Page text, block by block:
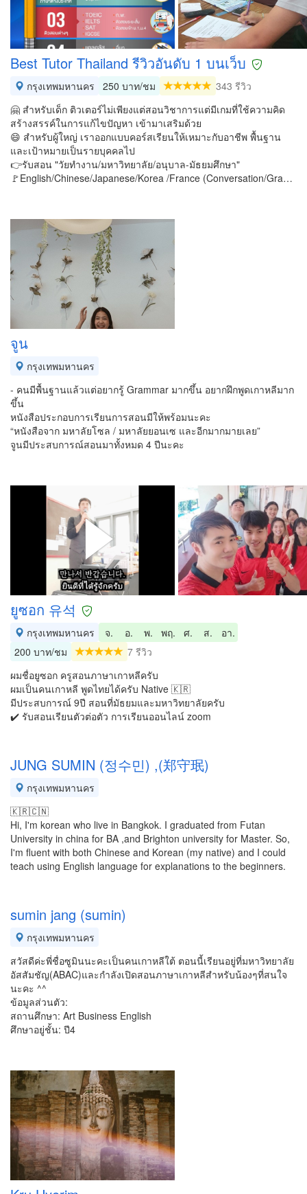
Best Tutor Thailand รีวิวอันดับ 1 บนเว็บ
กรุงเทพมหานคร 250 บาท/ชม
343 รีวิว
🤗 สำหรับเด็ก ติวเตอร์ไม่เพียงแต่สอนวิชาการแต่มีเกมที่ใช้ความคิด
สร้างสรรค์ในการแก้ไขปัญหา เข้ามาเสริมด้วย
😄 สำหรับผู้ใหญ่ เราออกแบบคอร์สเรียนให้เหมาะกับอาชีพ พื้นฐาน
และเป้าหมายเป็นรายบุคคลไป
👉รับสอน "วัยทำงาน/มหาวิทยาลัย/อนุบาล-มัธยมศึกษา"
🚩English/Chinese/Japanese/Korea /France (Conversation/Gra…
จูน
กรุงเทพมหานคร
- คนมีพื้นฐานแล้วแต่อยากรู้ Grammar มากขึ้น อยากฝึกพูดเกาหลีมาก
ขึ้น
หนังสือประกอบการเรียนการสอนมีให้พร้อมนะคะ
“หนังสือจาก มหาลัยโซล / มหาลัยยอนเซ และอีกมากมายเลย”
จูนมีประสบการณ์สอนมาทั้งหมด 4 ปีนะคะ
ยูซอก 유석
กรุงเทพมหานคร จ. อ. พ. พฤ. ศ. ส.
อา.
200 บาท/ชม
7 รีวิว
ผมชื่อยูซอก ครูสอนภาษาเกาหลีครับ
ผมเป็นคนเกาหลี พูดไทยได้ครับ Native 🇰🇷
มีประสบการณ์ 9ปี สอนที่มัธยมและมหาวิทยาลัยครับ
✔️ รับสอนเรียนตัวต่อตัว การเรียนออนไลน์ zoom
JUNG SUMIN (정수민) ,(郑守珉)
กรุงเทพมหานคร
🇰🇷🇨🇳
Hi, I'm korean who live in Bangkok. I graduated from Futan
University in china for BA ,and Brighton university for Master. So,
I'm fluent with both Chinese and Korean (my native) and I could
teach using English language for explanations to the beginners.
sumin jang (sumin)
กรุงเทพมหานคร
สวัสดีค่ะพี่ชื่อซูมินนะคะเป็นคนเกาหลีใต้ ตอนนี้เรียนอยู่ที่มหาวิทยาลัย
อัสสัมชัญ(ABAC)และกำลังเปิดสอนภาษาเกาหลีสำหรับน้องๆที่สนใจ
นะคะ ^^
ข้อมูลส่วนตัว:
สถานศึกษา: Art Business English
ศึกษาอยู่ชั้น: ปี4